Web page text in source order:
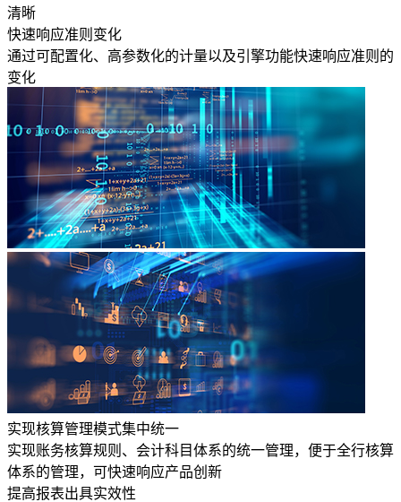
清晰
快速响应准则变化
通过可配置化、高参数化的计量以及引擎功能快速响应准则的
变化
实现核算管理模式集中统一
实现账务核算规则、会计科目体系的统一管理，便于全行核算
体系的管理，可快速响应产品创新
提高报表出具实效性